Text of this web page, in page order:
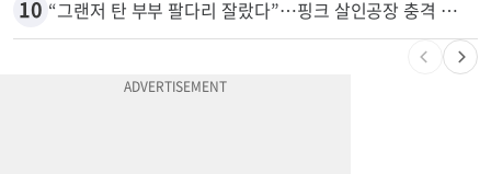
9 차값보다 빚이 더 많다…‘깡통차’ 트레이드인 급증
“그랜저 탄 부부 팔다리 잘랐다”…핑크 살인공장 충격 실체